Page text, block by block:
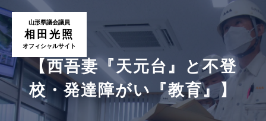
山形県議会議員
相田光照
オフィシャルサイト
【西吾妻『天元台』と不登
校・発達障がい『教育』】